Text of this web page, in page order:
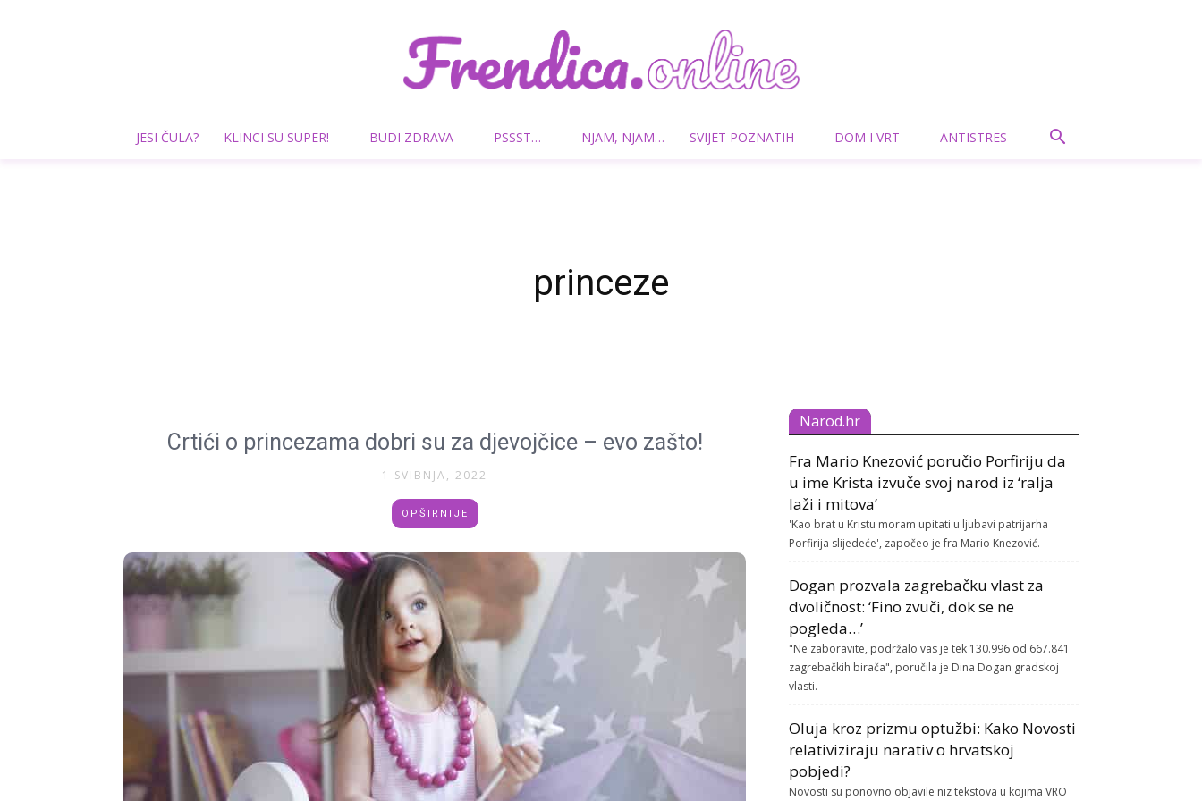
Frendica.online
JESI ČULA? KLINCI SU SUPER! BUDI ZDRAVA PSSST… NJAM, NJAM… SVIJET POZNATIH DOM I VRT ANTISTRES
princeze
Crtići o princezama dobri su za djevojčice – evo zašto!
1 SVIBNJA, 2022
OPŠIRNIJE
Narod.hr
Fra Mario Knezović poručio Porfiriju da
u ime Krista izvuče svoj narod iz ‘ralja
laži i mitova’
'Kao brat u Kristu moram upitati u ljubavi patrijarha
Porfirija slijedeće', započeo je fra Mario Knezović.
Dogan prozvala zagrebačku vlast za
dvoličnost: ‘Fino zvuči, dok se ne
pogleda…’
"Ne zaboravite, podržalo vas je tek 130.996 od 667.841
zagrebačkih birača", poručila je Dina Dogan gradskoj
vlasti.
Oluja kroz prizmu optužbi: Kako Novosti
relativiziraju narativ o hrvatskoj
pobjedi?
Novosti su ponovno objavile niz tekstova u kojima VRO